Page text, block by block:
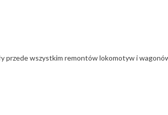
przede wszystkim remontów lokomotyw i